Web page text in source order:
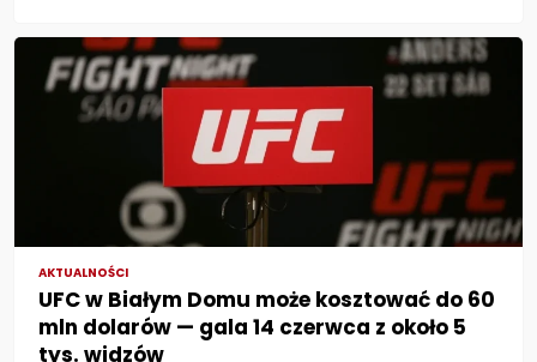
AKTUALNOŚCI
UFC w Białym Domu może kosztować do 60
mln dolarów — gala 14 czerwca z około 5
tys. widzów